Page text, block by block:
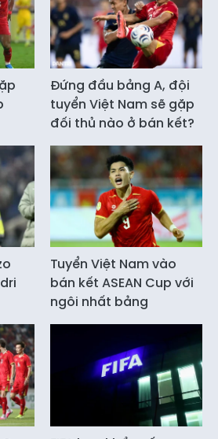
Đứng đầu bảng A, đội
tuyển Việt Nam sẽ gặp
đối thủ nào ở bán kết?
Tuyển Việt Nam vào
bán kết ASEAN Cup với
ngôi nhất bảng